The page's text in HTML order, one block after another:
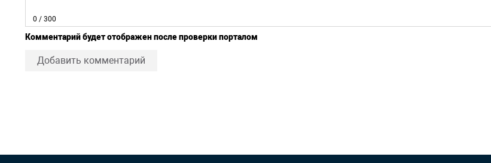
0 / 300
Комментарий будет отображен после проверки порталом
Добавить комментарий